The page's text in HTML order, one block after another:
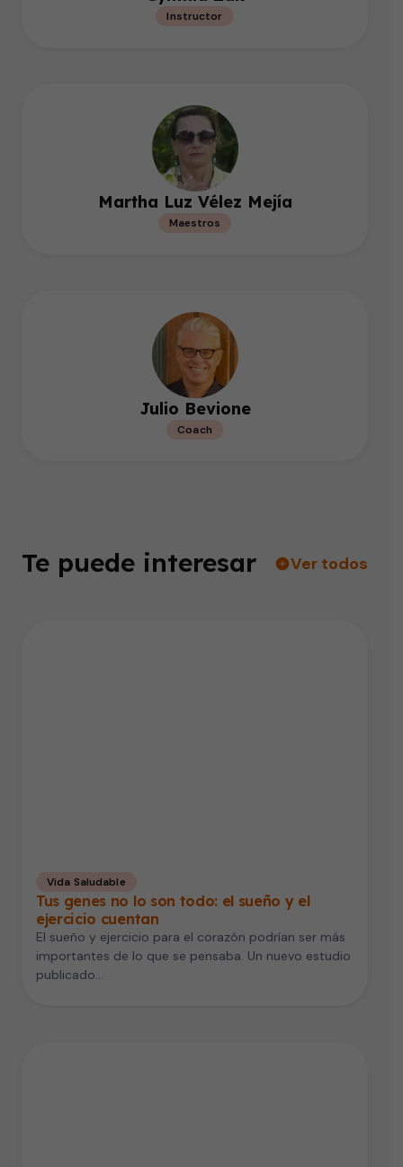
Instructor
Martha Luz Vélez Mejía
Maestros
Julio Bevione
Coach
Te puede interesar Ver todos
Vida Saludable
Tus genes no lo son todo: el sueño y el
ejercicio cuentan
El sueño y ejercicio para el corazón podrían ser más
importantes de lo que se pensaba. Un nuevo estudio
publicado…